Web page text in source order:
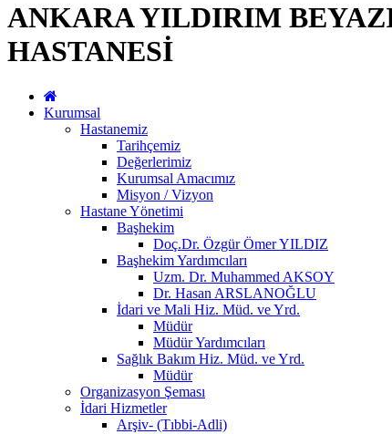
ANKARA YILDIRIM
HASTANESİ
Kurumsal
Hastanemiz
Tarihçemiz
Değerlerimiz
Kurumsal Amacımız
Misyon / Vizyon
Hastane Yönetimi
Başhekim
Doç.Dr. Özgür Ömer YILDIZ
Başhekim Yardımcıları
Uzm. Dr. Muhammed AKSOY
Dr. Hasan ARSLANOĞLU
İdari ve Mali Hiz. Müd. ve Yrd.
Müdür
Müdür Yardımcıları
Sağlık Bakım Hiz. Müd. ve Yrd.
Müdür
Organizasyon Şeması
İdari Hizmetler
Arşiv- (Tıbbi-Adli)